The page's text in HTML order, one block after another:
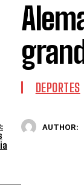
DEPORTES
AUTHOR: